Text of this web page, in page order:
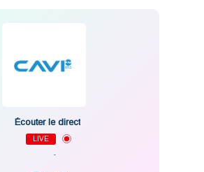
Écouter le direct
LIVE